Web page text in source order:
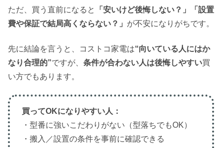
ただ、買う直前になると
「安いけど後悔しない？」「設置
費や保証で結局高くならない？」 が不安になりがちです。
先に結論を言うと、コストコ家電は“向いている人にはか
なり合理的”ですが、 条件が合わない人は後悔しやすい買
い方でもあります。
買ってOKになりやすい人：
・型番に強いこだわりがない（型落ちでもOK）
・搬入／設置の条件を事前に確認できる